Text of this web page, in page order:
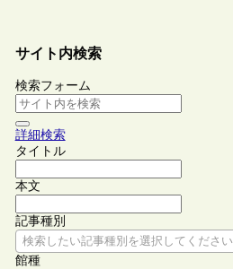
サイト内検索
検索フォーム
詳細検索
タイトル
本文
記事種別
検索したい記事種別を選択してください
館種